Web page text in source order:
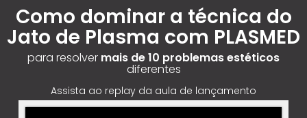
Como dominar a técnica do
Jato de Plasma com PLASMED
para resolver mais de 10 problemas estéticos
diferentes
Assista ao replay da aula de lançamento